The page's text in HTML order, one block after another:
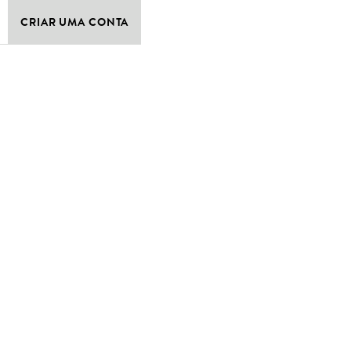
CRIAR UMA CONTA